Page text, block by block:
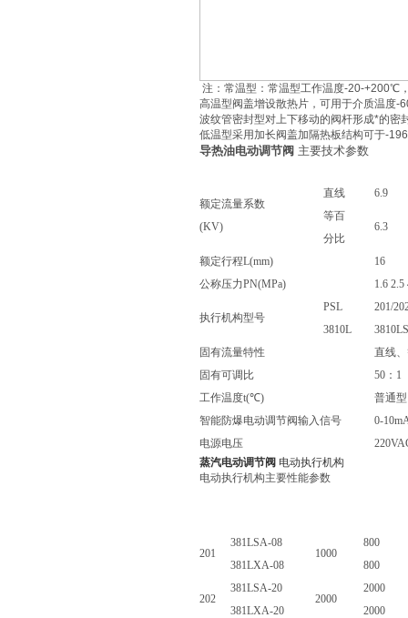
注：常温型：常温型工作温度-20-+200℃
高温型阀盖增设散热片，可用于介质温度-
波纹管密封型对上下移动的阀杆形成*的密
低温型采用加长阀盖加隔热板结构可于-
导热油电动调节阀 主要技术参数
额定流量系数
(KV)
直线
6.9
等百
分比
6.3
额定行程L(mm)
16
公称压力PN(MPa)
1.6 2.5
执行机构型号
PSL
201/
3810L
固有流量特性
直线
固有可调比
50 ：1
工作温度t(℃)
普通
智能防爆电动调节阀输入信号
0-
电源电压
蒸汽电动调节阀 电动执行机构
电动执行机构主要性能参数
201
381LSA-08
381LXA-08
1000
800
800
202
381LSA-20
381LXA-20
2000
2000
2000